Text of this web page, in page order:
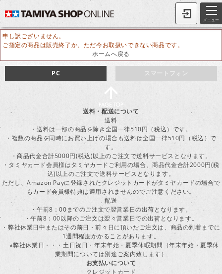
メニュー
申し訳ございません。
ご指定の商品は販売終了か、ただ今お取扱いできない商品です。
ホームへ戻る
スマートフォン
PC
送料・配送について
送料
・送料は一部の商品を除き全国一律510円（税込）です。
・複数の商品を同時にお買い上げの場合も送料は全国一律510円（税込）で
す。
・商品代金合計5000円(税込)以上のご注文で送料サービスとなります。
・タミヤカード会員様はタミヤカードご利用の場合、商品代金合計2000円(税
込)以上のご注文で送料サービスとなります。
ただし、Amazon Payに登録されたクレジットカードがタミヤカードの場合で
もカード会員様特典は適用されませんのでご注意ください。
配送
・午前8：00までのご注文で翌営業日の出荷となります。
・午前8：00以降のご注文は翌々営業日での出荷となります。
・弊社休業日中またはその前日・前々日に頂いたご注文は、商品の到着までに
1週間程度かかることがあります。
※弊社休業日・・・土日祝日・年末年始・夏季休暇期間（年末年始・夏季休
業期間については別途ご案内致します）
お支払いについて
クレジットカード